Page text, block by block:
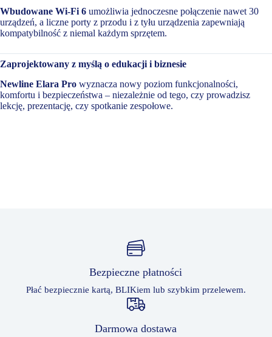
Wbudowane Wi-Fi 6 umożliwia jednoczesne połączenie nawet 30
urządzeń, a liczne porty z przodu i z tyłu urządzenia zapewniają
kompatybilność z niemal każdym sprzętem.
Zaprojektowany z myślą o edukacji i biznesie
Newline Elara Pro wyznacza nowy poziom funkcjonalności,
komfortu i bezpieczeństwa – niezależnie od tego, czy prowadzisz
lekcję, prezentację, czy spotkanie zespołowe.
Bezpieczne płatności
Płać bezpiecznie kartą, BLIKiem lub szybkim przelewem.
Darmowa dostawa